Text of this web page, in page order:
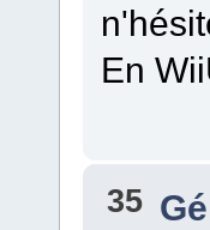
En
35